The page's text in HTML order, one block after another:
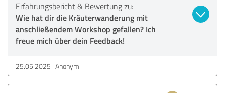
Erfahrungsbericht & Bewertung zu:
Wie hat dir die Kräuterwanderung mit
anschließendem Workshop gefallen? Ich
freue mich über dein Feedback!
25.05.2025 Anonym